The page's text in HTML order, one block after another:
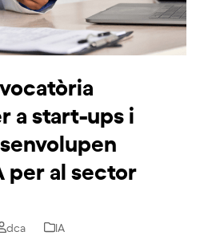
a start-ups i
per al sector
dca IA